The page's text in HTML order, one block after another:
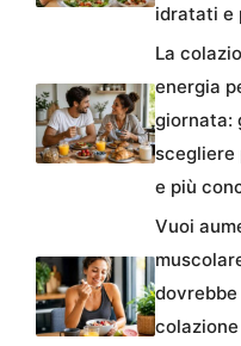
idratati e
La
energia
giornata:
scegliere
e più
Vuoi